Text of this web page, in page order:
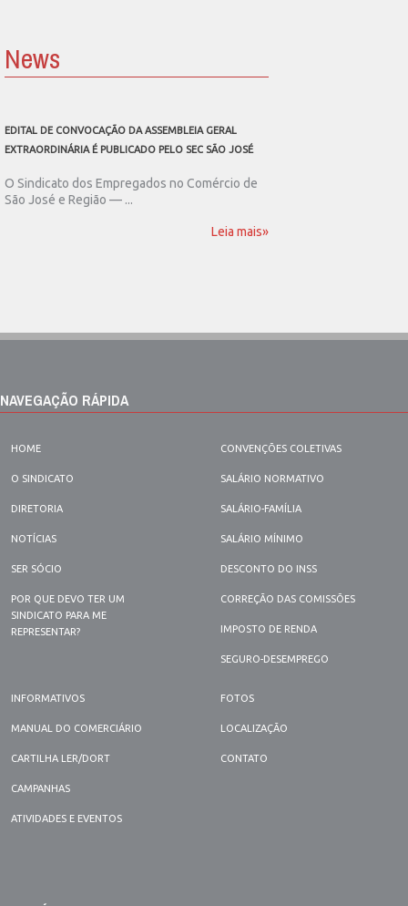
News
EDITAL DE CONVOCAÇÃO DA ASSEMBLEIA GERAL
EXTRAORDINÁRIA É PUBLICADO PELO SEC SÃO JOSÉ
O Sindicato dos Empregados no Comércio de
São José e Região — ...
Leia mais»
NAVEGAÇÃO RÁPIDA
HOME
O SINDICATO
DIRETORIA
NOTÍCIAS
SER SÓCIO
POR QUE DEVO TER UM
SINDICATO PARA ME
REPRESENTAR?
CONVENÇÕES COLETIVAS
SALÁRIO NORMATIVO
SALÁRIO-FAMÍLIA
SALÁRIO MÍNIMO
DESCONTO DO INSS
CORREÇÃO DAS COMISSÕES
IMPOSTO DE RENDA
SEGURO-DESEMPREGO
INFORMATIVOS
MANUAL DO COMERCIÁRIO
CARTILHA LER/DORT
CAMPANHAS
ATIVIDADES E EVENTOS
FOTOS
LOCALIZAÇÃO
CONTATO